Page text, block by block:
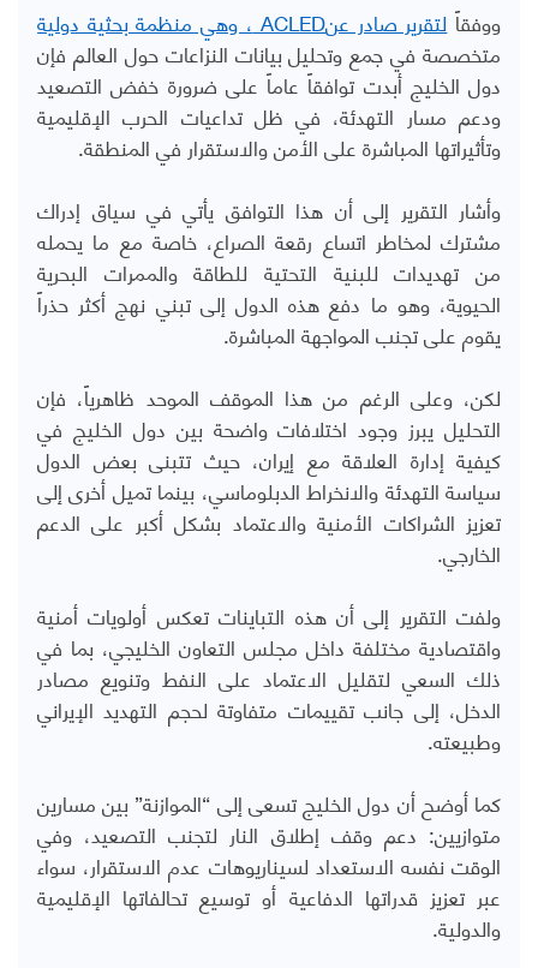
ووفقاً لتقرير صادر عنACLED ، وهي منظمة بحثية دولية
متخصصة في جمع وتحليل بيانات النزاعات حول العالم فإن
دول الخليج أبدت توافقاً عاماً على ضرورة خفض التصعيد
ودعم مسار التهدئة، في ظل تداعيات الحرب الإقليمية
وتأثيراتها المباشرة على الأمن والاستقرار في المنطقة.
وأشار التقرير إلى أن هذا التوافق يأتي في سياق إدراك
مشترك لمخاطر اتساع رقعة الصراع، خاصة مع ما يحمله
من تهديدات للبنية التحتية للطاقة والممرات البحرية
الحيوية، وهو ما دفع هذه الدول إلى تبني نهج أكثر حذراً
يقوم على تجنب المواجهة المباشرة.
لكن، وعلى الرغم من هذا الموقف الموحد ظاهرياً، فإن
التحليل يبرز وجود اختلافات واضحة بين دول الخليج في
كيفية إدارة العلاقة مع إيران، حيث تتبنى بعض الدول
سياسة التهدئة والانخراط الدبلوماسي، بينما تميل أخرى إلى
تعزيز الشراكات الأمنية والاعتماد بشكل أكبر على الدعم
الخارجي.
ولفت التقرير إلى أن هذه التباينات تعكس أولويات أمنية
واقتصادية مختلفة داخل مجلس التعاون الخليجي، بما في
ذلك السعي لتقليل الاعتماد على النفط وتنويع مصادر
الدخل، إلى جانب تقييمات متفاوتة لحجم التهديد الإيراني
وطبيعته.
كما أوضح أن دول الخليج تسعى إلى “الموازنة” بين مسارين
متوازيين: دعم وقف إطلاق النار لتجنب التصعيد، وفي
الوقت نفسه الاستعداد لسيناريوهات عدم الاستقرار، سواء
عبر تعزيز قدراتها الدفاعية أو توسيع تحالفاتها الإقليمية
والدولية.